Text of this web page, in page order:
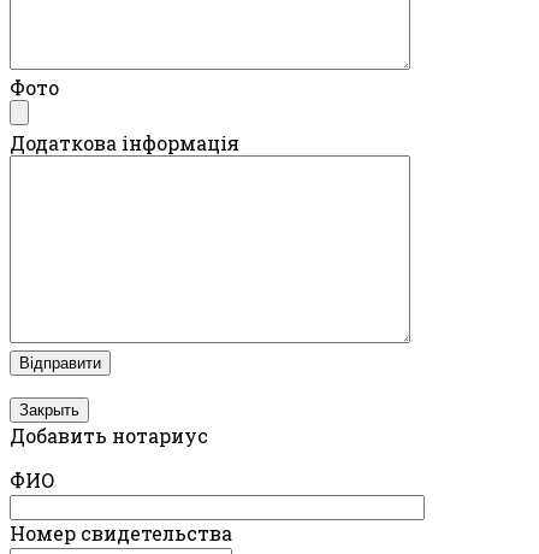
Фото
Додаткова інформація
Закрыть
Добавить нотариус
ФИО
Номер свидетельства